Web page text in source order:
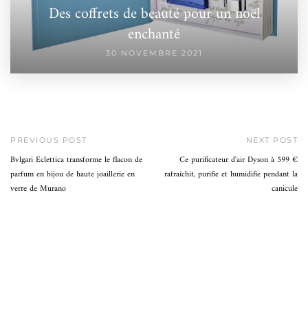
Des coffrets de beauté pour un noël
enchanté
30 NOVEMBRE 2021
PREVIOUS POST
Bvlgari Eclettica transforme le flacon de
parfum en bijou de haute joaillerie en
verre de Murano
NEXT POST
Ce purificateur d'air Dyson à 599 €
rafraîchit, purifie et humidifie pendant la
canicule